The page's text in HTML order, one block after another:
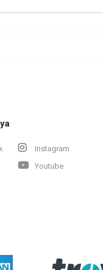
Instagram
Youtube